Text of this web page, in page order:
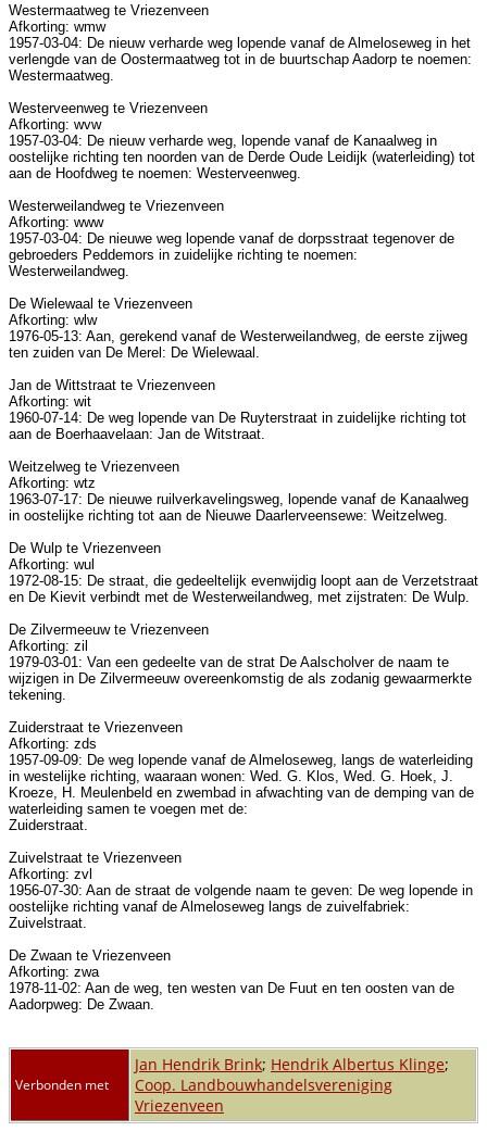
Westermaatweg te Vriezenveen
Afkorting: wmw
1957-03-04: De nieuw verharde weg lopende vanaf de Almeloseweg in het
verlengde van de Oostermaatweg tot in de buurtschap Aadorp te noemen:
Westermaatweg.
Westerveenweg te Vriezenveen
Afkorting: wvw
1957-03-04: De nieuw verharde weg, lopende vanaf de Kanaalweg in
oostelijke richting ten noorden van de Derde Oude Leidijk (waterleiding) tot
aan de Hoofdweg te noemen: Westerveenweg.
Westerweilandweg te Vriezenveen
Afkorting: www
1957-03-04: De nieuwe weg lopende vanaf de dorpsstraat tegenover de
gebroeders Peddemors in zuidelijke richting te noemen:
Westerweilandweg.
De Wielewaal te Vriezenveen
Afkorting: wlw
1976-05-13: Aan, gerekend vanaf de Westerweilandweg, de eerste zijweg
ten zuiden van De Merel: De Wielewaal.
Jan de Wittstraat te Vriezenveen
Afkorting: wit
1960-07-14: De weg lopende van De Ruyterstraat in zuidelijke richting tot
aan de Boerhaavelaan: Jan de Witstraat.
Weitzelweg te Vriezenveen
Afkorting: wtz
1963-07-17: De nieuwe ruilverkavelingsweg, lopende vanaf de Kanaalweg
in oostelijke richting tot aan de Nieuwe Daarlerveensewe: Weitzelweg.
De Wulp te Vriezenveen
Afkorting: wul
1972-08-15: De straat, die gedeeltelijk evenwijdig loopt aan de Verzetstraat
en De Kievit verbindt met de Westerweilandweg, met zijstraten: De Wulp.
De Zilvermeeuw te Vriezenveen
Afkorting: zil
1979-03-01: Van een gedeelte van de strat De Aalscholver de naam te
wijzigen in De Zilvermeeuw overeenkomstig de als zodanig gewaarmerkte
tekening.
Zuiderstraat te Vriezenveen
Afkorting: zds
1957-09-09: De weg lopende vanaf de Almeloseweg, langs de waterleiding
in westelijke richting, waaraan wonen: Wed. G. Klos, Wed. G. Hoek, J.
Kroeze, H. Meulenbeld en zwembad in afwachting van de demping van de
waterleiding samen te voegen met de:
Zuiderstraat.
Zuivelstraat te Vriezenveen
Afkorting: zvl
1956-07-30: Aan de straat de volgende naam te geven: De weg lopende in
oostelijke richting vanaf de Almeloseweg langs de zuivelfabriek:
Zuivelstraat.
De Zwaan te Vriezenveen
Afkorting: zwa
1978-11-02: Aan de weg, ten westen van De Fuut en ten oosten van de
Aadorpweg: De Zwaan.
Verbonden met
Jan Hendrik Brink; Hendrik Albertus Klinge;
Coop. Landbouwhandelsvereniging
Vriezenveen